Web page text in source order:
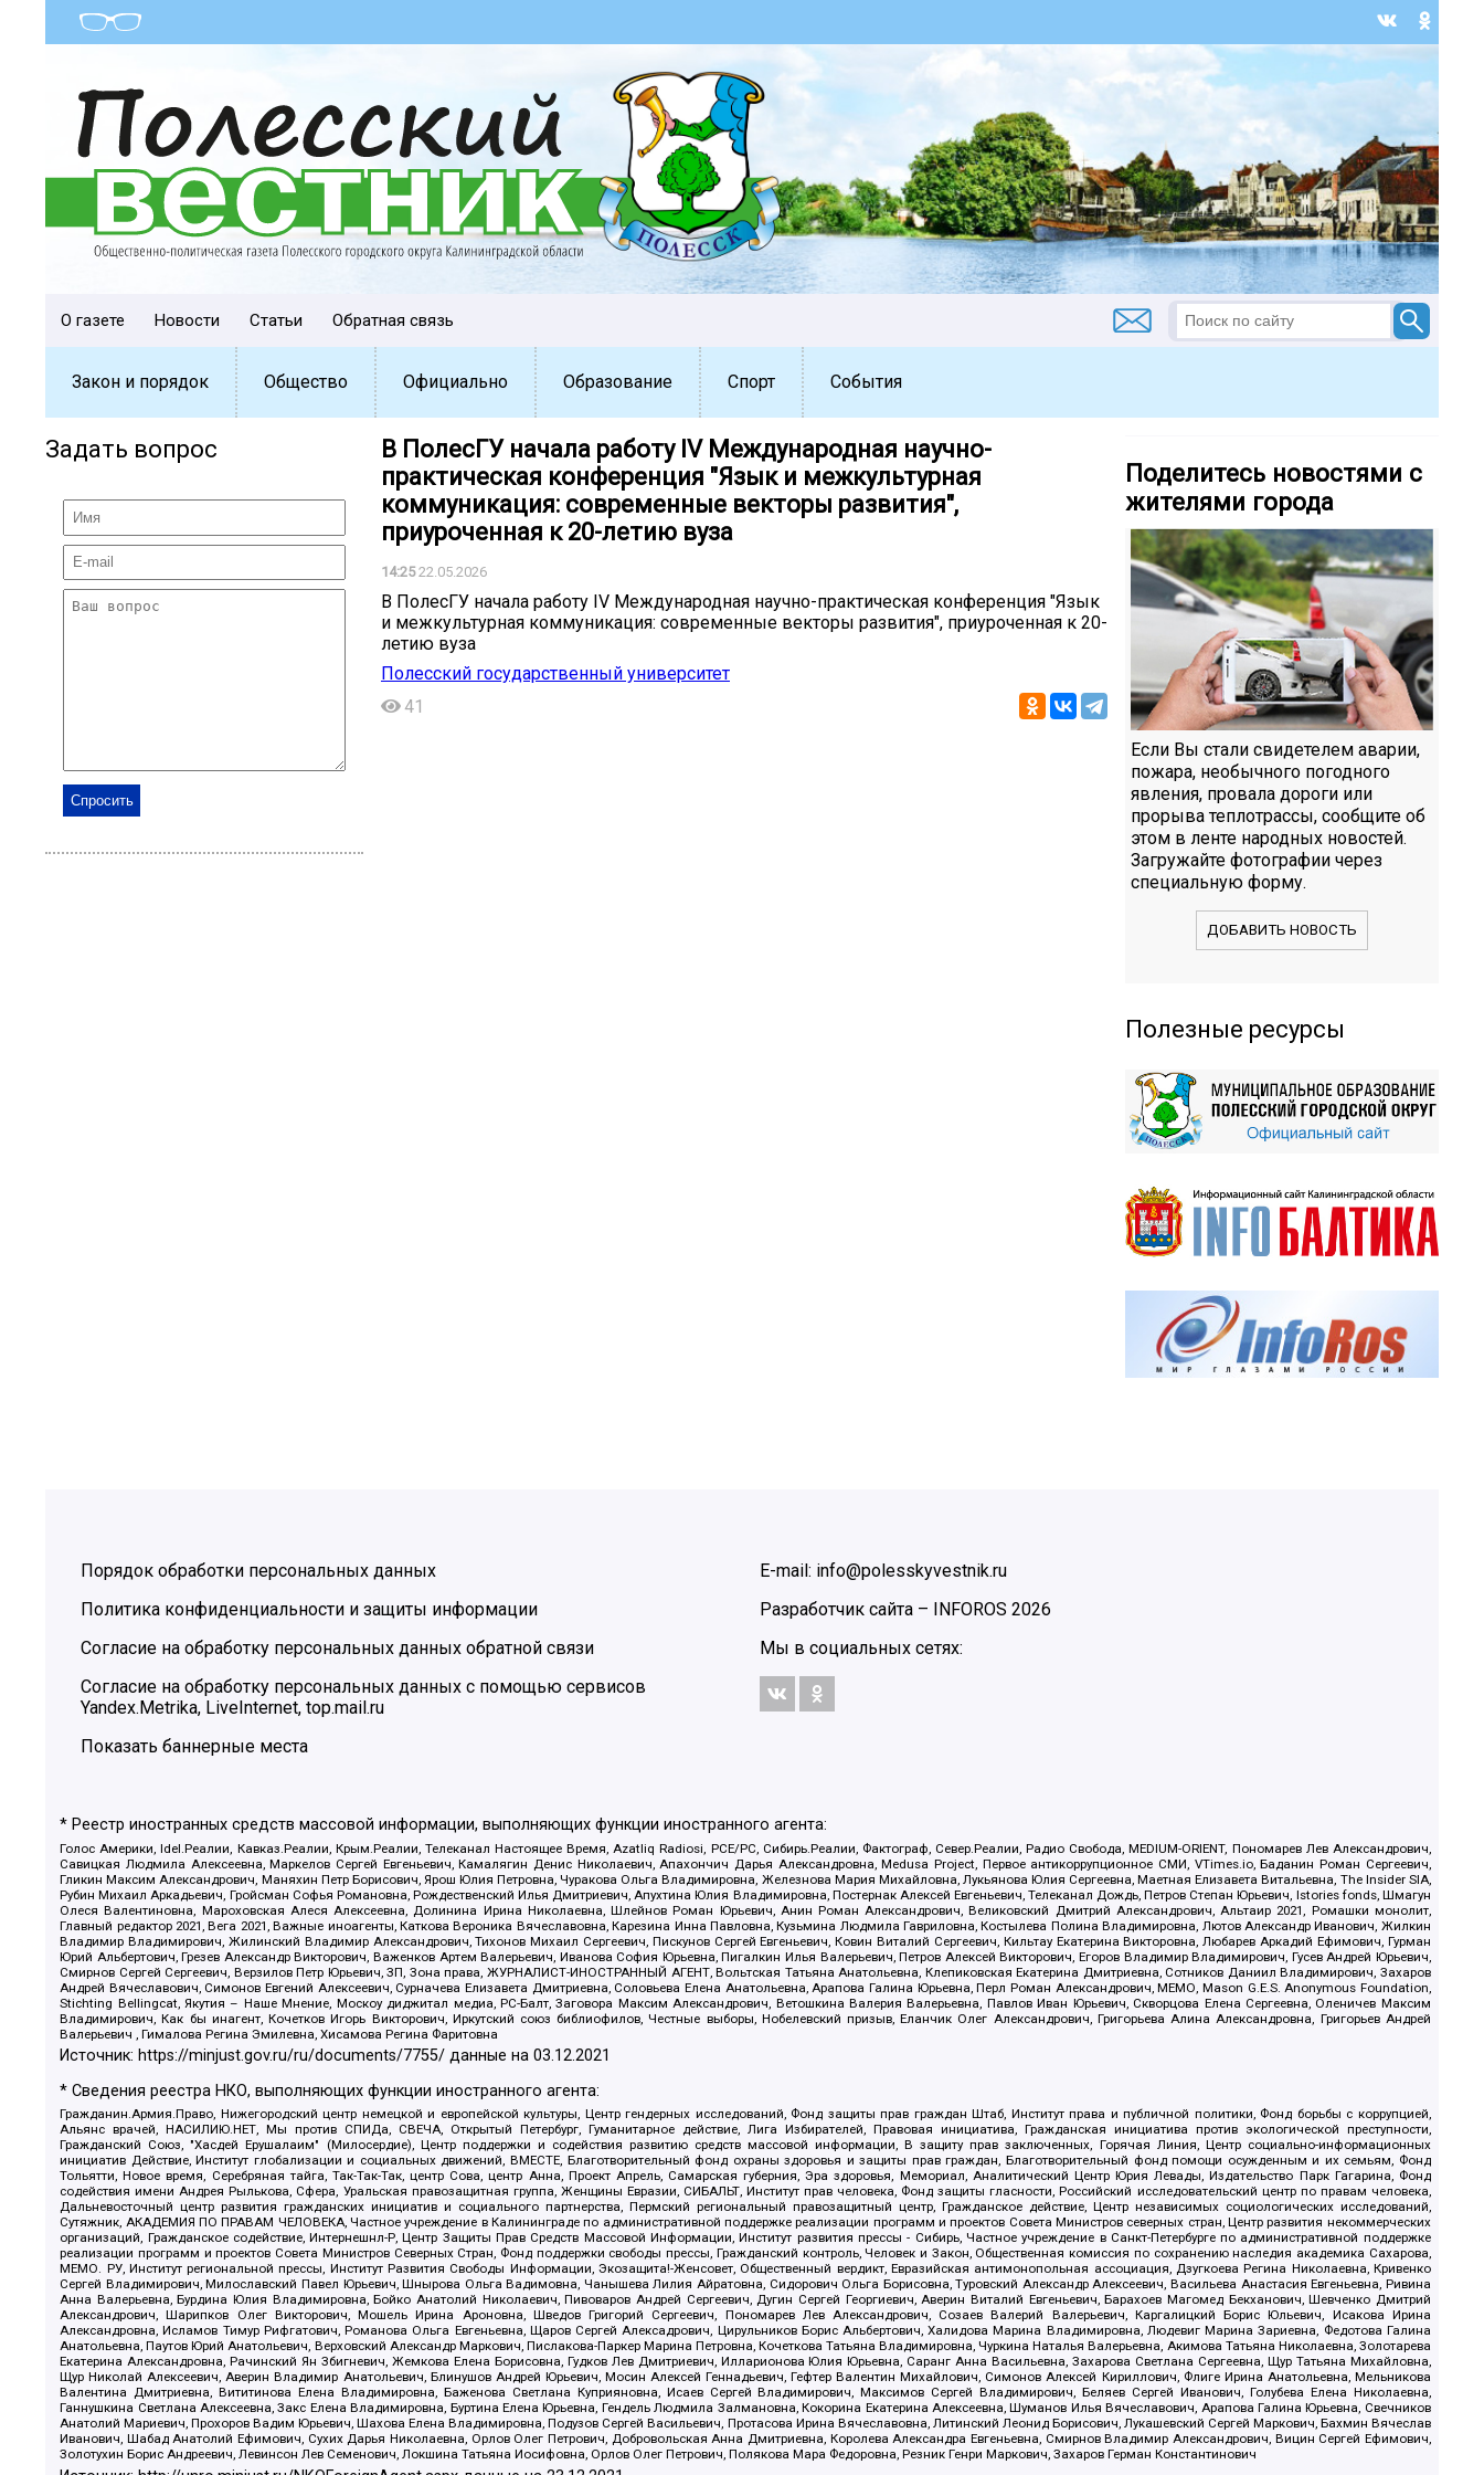
О газете Новости Статьи Обратная связь
Закон и порядок Общество Официально Образование Спорт События
Задать вопрос
В ПолесГУ начала работу IV Международная научно-
практическая конференция "Язык и межкультурная
коммуникация: современные векторы развития",
приуроченная к 20-летию вуза
14:2522.05.2026
В ПолесГУ начала работу IV Международная научно-практическая конференция "Язык
и межкультурная коммуникация: современные векторы развития", приуроченная к 20-
летию вуза
Полесский государственный университет
41
Поделитесь новостями с
жителями города
Если Вы стали свидетелем аварии,
пожара, необычного погодного
явления, провала дороги или
прорыва теплотрассы, сообщите об
этом в ленте народных новостей.
Загружайте фотографии через
специальную форму.
ДОБАВИТЬ НОВОСТЬ
Полезные ресурсы
Порядок обработки персональных данных
Политика конфиденциальности и защиты информации
Согласие на обработку персональных данных обратной связи
Согласие на обработку персональных данных с помощью сервисов
Yandex.Metrika, LiveInternet, top.mail.ru
Показать баннерные места
E-mail: info@polesskyvestnik.ru
Разработчик сайта – INFOROS 2026
Мы в социальных сетях:
* Реестр иностранных средств массовой информации, выполняющих функции иностранного агента:
Голос Америки, Idel.Реалии, Кавказ.Реалии, Крым.Реалии, Телеканал Настоящее Время, Azatliq Radiosi, PCE/PC, Сибирь.Реалии, Фактограф, Север.Реалии, Радио Свобода, MEDIUM-ORIENT, Пономарев Лев Александрович,
Савицкая Людмила Алексеевна, Маркелов Сергей Евгеньевич, Камалягин Денис Николаевич, Апахончич Дарья Александровна, Medusa Project, Первое антикоррупционное СМИ, VTimes.io, Баданин Роман Сергеевич,
Гликин Максим Александрович, Маняхин Петр Борисович, Ярош Юлия Петровна, Чуракова Ольга Владимировна, Железнова Мария Михайловна, Лукьянова Юлия Сергеевна, Маетная Елизавета Витальевна, The Insider SIA,
Рубин Михаил Аркадьевич, Гройсман Софья Романовна, Рождественский Илья Дмитриевич, Апухтина Юлия Владимировна, Постернак Алексей Евгеньевич, Телеканал Дождь, Петров Степан Юрьевич, Istories fonds, Шмагун
Олеся Валентиновна, Мароховская Алеся Алексеевна, Долинина Ирина Николаевна, Шлейнов Роман Юрьевич, Анин Роман Александрович, Великовский Дмитрий Александрович, Альтаир 2021, Ромашки монолит,
Главный редактор 2021, Вега 2021, Важные иноагенты, Каткова Вероника Вячеславовна, Карезина Инна Павловна, Кузьмина Людмила Гавриловна, Костылева Полина Владимировна, Лютов Александр Иванович, Жилкин
Владимир Владимирович, Жилинский Владимир Александрович, Тихонов Михаил Сергеевич, Пискунов Сергей Евгеньевич, Ковин Виталий Сергеевич, Кильтау Екатерина Викторовна, Любарев Аркадий Ефимович, Гурман
Юрий Альбертович, Грезев Александр Викторович, Важенков Артем Валерьевич, Иванова София Юрьевна, Пигалкин Илья Валерьевич, Петров Алексей Викторович, Егоров Владимир Владимирович, Гусев Андрей Юрьевич,
Смирнов Сергей Сергеевич, Верзилов Петр Юрьевич, ЗП, Зона права, ЖУРНАЛИСТ-ИНОСТРАННЫЙ АГЕНТ, Вольтская Татьяна Анатольевна, Клепиковская Екатерина Дмитриевна, Сотников Даниил Владимирович, Захаров
Андрей Вячеславович, Симонов Евгений Алексеевич, Сурначева Елизавета Дмитриевна, Соловьева Елена Анатольевна, Арапова Галина Юрьевна, Перл Роман Александрович, МЕМО, Mason G.E.S. Anonymous Foundation,
Stichting Bellingcat, Якутия – Наше Мнение, Москоу диджитал медиа, РС-Балт, Заговора Максим Александрович, Ветошкина Валерия Валерьевна, Павлов Иван Юрьевич, Скворцова Елена Сергеевна, Оленичев Максим
Владимирович, Как бы инагент, Кочетков Игорь Викторович, Иркутский союз библиофилов, Честные выборы, Нобелевский призыв, Еланчик Олег Александрович, Григорьева Алина Александровна, Григорьев Андрей
Валерьевич , Гималова Регина Эмилевна, Хисамова Регина Фаритовна
Источник: https://minjust.gov.ru/ru/documents/7755/ данные на03.12.2021
* Сведения реестра НКО, выполняющих функции иностранного агента:
Гражданин.Армия.Право, Нижегородский центр немецкой и европейской культуры, Центр гендерных исследований, Фонд защиты прав граждан Штаб, Институт права и публичной политики, Фонд борьбы с коррупцией,
Альянс врачей, НАСИЛИЮ.НЕТ, Мы против СПИДа, СВЕЧА, Открытый Петербург, Гуманитарное действие, Лига Избирателей, Правовая инициатива, Гражданская инициатива против экологической преступности,
Гражданский Союз, "Хасдей Ерушалаим" (Милосердие), Центр поддержки и содействия развитию средств массовой информации, В защиту прав заключенных, Горячая Линия, Центр социально-информационных
инициатив Действие, Институт глобализации и социальных движений, ВМЕСТЕ, Благотворительный фонд охраны здоровья и защиты прав граждан, Благотворительный фонд помощи осужденным и их семьям, Фонд
Тольятти, Новое время, Серебряная тайга, Так-Так-Так, центр Сова, центр Анна, Проект Апрель, Самарская губерния, Эра здоровья, Мемориал, Аналитический Центр Юрия Левады, Издательство Парк Гагарина, Фонд
содействия имени Андрея Рылькова, Сфера, Уральская правозащитная группа, Женщины Евразии, СИБАЛЬТ, Институт прав человека, Фонд защиты гласности, Российский исследовательский центр по правам человека,
Дальневосточный центр развития гражданских инициатив и социального партнерства, Пермский региональный правозащитный центр, Гражданское действие, Центр независимых социологических исследований,
Сутяжник, АКАДЕМИЯ ПО ПРАВАМ ЧЕЛОВЕКА, Частное учреждение в Калининграде по административной поддержке реализации программ и проектов Совета Министров северных стран, Центр развития некоммерческих
организаций, Гражданское содействие, Интернешнл-Р, Центр Защиты Прав Средств Массовой Информации, Институт развития прессы - Сибирь, Частное учреждение в Санкт-Петербурге по административной поддержке
реализации программ и проектов Совета Министров Северных Стран, Фонд поддержки свободы прессы, Гражданский контроль, Человек и Закон, Общественная комиссия по сохранению наследия академика Сахарова,
МЕМО. РУ, Институт региональной прессы, Институт Развития Свободы Информации, Экозащита!-Женсовет, Общественный вердикт, Евразийская антимонопольная ассоциация, Дзугкоева Регина Николаевна, Кривенко
Сергей Владимирович, Милославский Павел Юрьевич, Шнырова Ольга Вадимовна, Чанышева Лилия Айратовна, Сидорович Ольга Борисовна, Туровский Александр Алексеевич, Васильева Анастасия Евгеньевна, Ривина
Анна Валерьевна, Бурдина Юлия Владимировна, Бойко Анатолий Николаевич, Пивоваров Андрей Сергеевич, Дугин Сергей Георгиевич, Аверин Виталий Евгеньевич, Барахоев Магомед Бекханович, Шевченко Дмитрий
Александрович, Шарипков Олег Викторович, Мошель Ирина Ароновна, Шведов Григорий Сергеевич, Пономарев Лев Александрович, Созаев Валерий Валерьевич, Каргалицкий Борис Юльевич, Исакова Ирина
Александровна, Исламов Тимур Рифгатович, Романова Ольга Евгеньевна, Щаров Сергей Алексадрович, Цирульников Борис Альбертович, Халидова Марина Владимировна, Людевиг Марина Зариевна, Федотова Галина
Анатольевна, Паутов Юрий Анатольевич, Верховский Александр Маркович, Пислакова-Паркер Марина Петровна, Кочеткова Татьяна Владимировна, Чуркина Наталья Валерьевна, Акимова Татьяна Николаевна, Золотарева
Екатерина Александровна, Рачинский Ян Збигневич, Жемкова Елена Борисовна, Гудков Лев Дмитриевич, Илларионова Юлия Юрьевна, Саранг Анна Васильевна, Захарова Светлана Сергеевна, Щур Татьяна Михайловна,
Щур Николай Алексеевич, Аверин Владимир Анатольевич, Блинушов Андрей Юрьевич, Мосин Алексей Геннадьевич, Гефтер Валентин Михайлович, Симонов Алексей Кириллович, Флиге Ирина Анатольевна, Мельникова
Валентина Дмитриевна, Вититинова Елена Владимировна, Баженова Светлана Куприяновна, Исаев Сергей Владимирович, Максимов Сергей Владимирович, Беляев Сергей Иванович, Голубева Елена Николаевна,
Ганнушкина Светлана Алексеевна, Закс Елена Владимировна, Буртина Елена Юрьевна, Гендель Людмила Залмановна, Кокорина Екатерина Алексеевна, Шуманов Илья Вячеславович, Арапова Галина Юрьевна, Свечников
Анатолий Мариевич, Прохоров Вадим Юрьевич, Шахова Елена Владимировна, Подузов Сергей Васильевич, Протасова Ирина Вячеславовна, Литинский Леонид Борисович, Лукашевский Сергей Маркович, Бахмин Вячеслав
Иванович, Шабад Анатолий Ефимович, Сухих Дарья Николаевна, Орлов Олег Петрович, Добровольская Анна Дмитриевна, Королева Александра Евгеньевна, Смирнов Владимир Александрович, Вицин Сергей Ефимович,
Золотухин Борис Андреевич, Левинсон Лев Семенович, Локшина Татьяна Иосифовна, Орлов Олег Петрович, Полякова Мара Федоровна, Резник Генри Маркович, Захаров Герман Константинович